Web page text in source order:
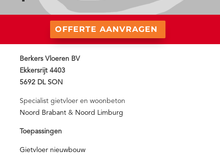
OFFERTE AANVRAGEN
Berkers Vloeren BV
Ekkersrijt 4403
5692 DL SON
Specialist gietvloer en woonbeton
Noord Brabant & Noord Limburg
Toepassingen
Gietvloer nieuwbouw